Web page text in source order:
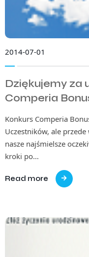
2014-07-01
Dziękujemy za
Comperia
Konkurs Comperia
Uczestników, ale
nasze najśmielsze
kroki po…
Read more